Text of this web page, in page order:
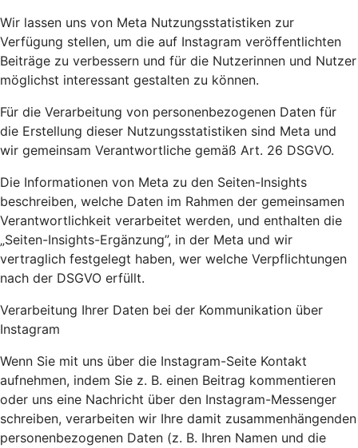
Wir lassen uns von Meta Nutzungsstatistiken zur
Verfügung stellen, um die auf Instagram veröffentlichten
Beiträge zu verbessern und für die Nutzerinnen und Nutzer
möglichst interessant gestalten zu können.
Für die Verarbeitung von personenbezogenen Daten für
die Erstellung dieser Nutzungsstatistiken sind Meta und
wir gemeinsam Verantwortliche gemäß Art. 26 DSGVO.
Die Informationen von Meta zu den Seiten-Insights
beschreiben, welche Daten im Rahmen der gemeinsamen
Verantwortlichkeit verarbeitet werden, und enthalten die
„Seiten-Insights-Ergänzung”, in der Meta und wir
vertraglich festgelegt haben, wer welche Verpflichtungen
nach der DSGVO erfüllt.
Verarbeitung Ihrer Daten bei der Kommunikation über
Instagram
Wenn Sie mit uns über die Instagram-Seite Kontakt
aufnehmen, indem Sie z. B. einen Beitrag kommentieren
oder uns eine Nachricht über den Instagram-Messenger
schreiben, verarbeiten wir Ihre damit zusammenhängenden
personenbezogenen Daten (z. B. Ihren Namen und die